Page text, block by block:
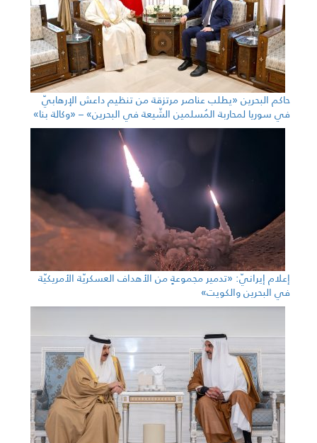
حاكم البحرين «يطلب عناصر مرتزقة من تنظيم داعش الإرهابيّ
في سوريا لمحاربة المُسلمين الشّيعة في البحرين» – «وكالة بنا»
إعلام إيرانيّ: «تدمير مجموعةٍ من الأهداف العسكريّة الأمريكيّة
في البحرين والكويت»